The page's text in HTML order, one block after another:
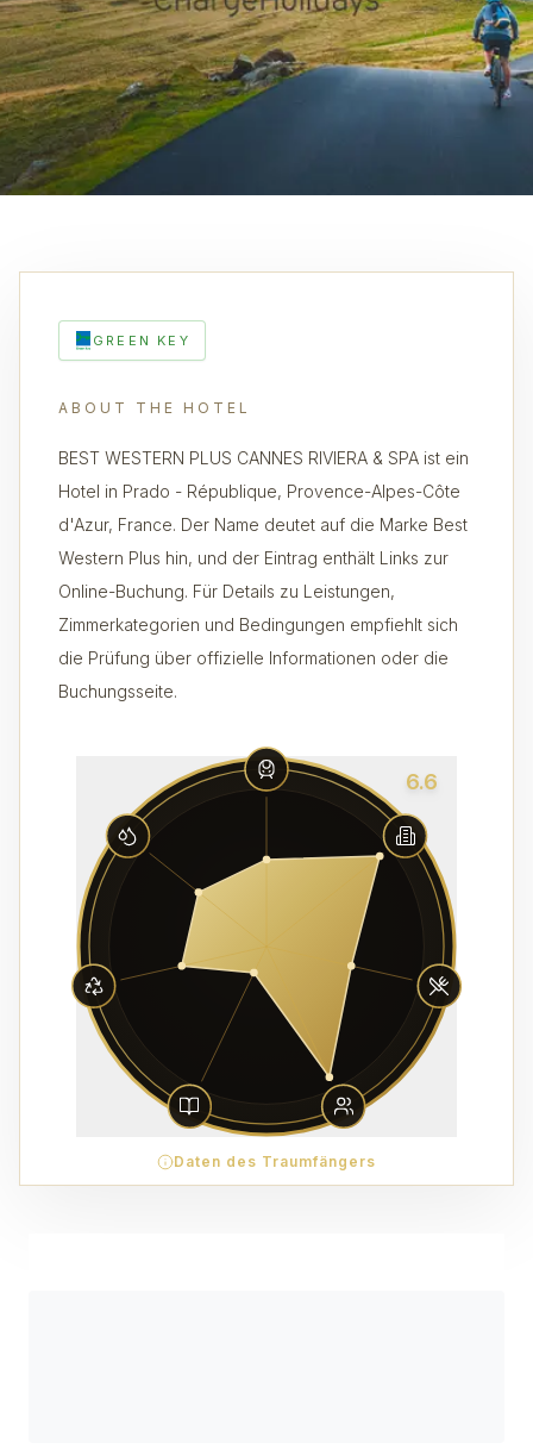
GREEN KEY
ABOUT THE HOTEL
BEST WESTERN PLUS CANNES RIVIERA & SPA ist ein
Hotel in Prado - République, Provence-Alpes-Côte
d'Azur, France. Der Name deutet auf die Marke Best
Western Plus hin, und der Eintrag enthält Links zur
Online-Buchung. Für Details zu Leistungen,
Zimmerkategorien und Bedingungen empfiehlt sich
die Prüfung über offizielle Informationen oder die
Buchungsseite.
6.6
Daten des Traumfängers